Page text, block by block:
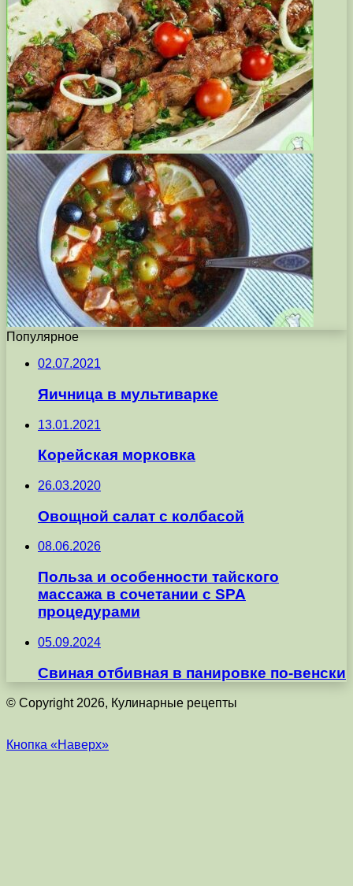
Популярное
02.07.2021
Яичница в мультиварке
13.01.2021
Корейская морковка
26.03.2020
Овощной салат с колбасой
08.06.2026
Польза и особенности тайского
массажа в сочетании с SPA
процедурами
05.09.2024
Свиная отбивная в панировке по-венски
© Copyright 2026, Кулинарные рецепты
Кнопка «Наверх»